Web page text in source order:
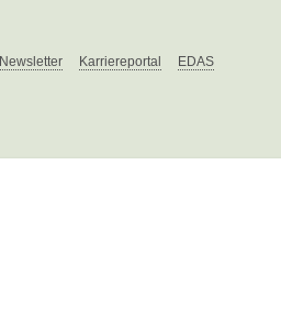
Newsletter Karriereportal EDAS